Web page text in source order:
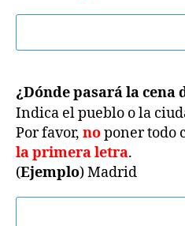
¿Dónde pasará la cena
Indica el pueblo o la
Por favor, noponer todo
la primera letra.
(Ejemplo) Madrid